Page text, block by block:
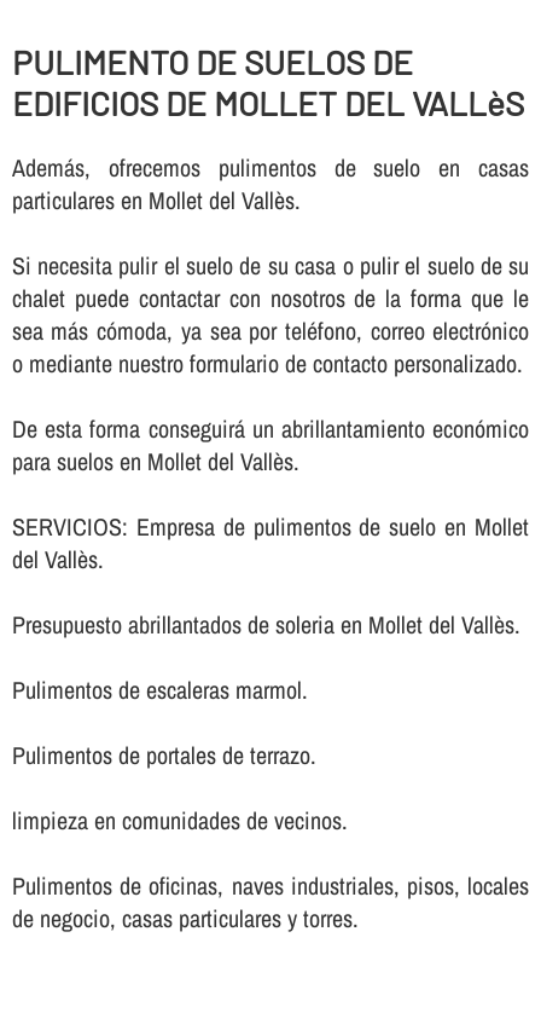
PULIMENTO DE SUELOS DE
EDIFICIOS DE MOLLET DEL VALLèS
Además, ofrecemos pulimentos de suelo en casas
particulares en Mollet del Vallès.
Si necesita pulir el suelo de su casa o pulir el suelo de su
chalet puede contactar con nosotros de la forma que le
sea más cómoda, ya sea por teléfono, correo electrónico
o mediante nuestro formulario de contacto personalizado.
De esta forma conseguirá un abrillantamiento económico
para suelos en Mollet del Vallès.
SERVICIOS: Empresa de pulimentos de suelo en Mollet
del Vallès.
Presupuesto abrillantados de soleria en Mollet del Vallès.
Pulimentos de escaleras marmol.
Pulimentos de portales de terrazo.
limpieza en comunidades de vecinos.
Pulimentos de oficinas, naves industriales, pisos, locales
de negocio, casas particulares y torres.